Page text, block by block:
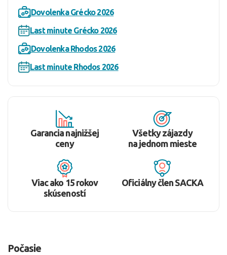
Dovolenka Grécko 2026
Last minute Grécko 2026
Dovolenka Rhodos 2026
Last minute Rhodos 2026
Garancia najnižšej
ceny
Všetky zájazdy
na jednom mieste
Viac ako 15 rokov
skúseností
Oficiálny člen SACKA
Počasie